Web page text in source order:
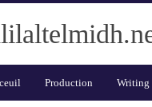
Production Writing